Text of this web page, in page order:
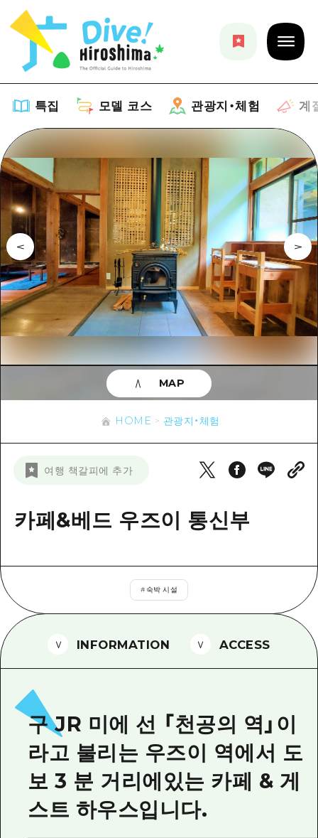
특집 모델 코스 관광지・체험 계
특집
목록
추천
아트
이벤트/축제
음식/술
사이클링
쇼핑
스포츠
나이트 라이프
기준
치유
모델 코스
목록
Dive! Hiroshima 공식 가이드
Hiroshima Moshimo Travel
히로시마시 주변
아키(安芸)
빈고(備後)
미야지마(宮島) 주변
빠른 여행
반나절
1박 2일
2박 3일
관광지・체험
목록
히로시마시 주변
아키(安芸)
빈고(備後)
비북(備北)
게이호쿠(芸北)
야마구치(山口)현 동부
시마네(島根)현
계절 정보
이벤트
유용한 정보
목록
접근
히로시마 OMOTENASHI 패스
외국인 여행자용 거리 관광안내소
사진 다운로드
재해가 발생했을 때의 교통 정보
관광 안내 책자
뉴스
HOME 관광지・체험
여행 책갈피에 추가
카페&베드 우즈이 통신부
# 숙박 시설
MAP
INFORMATION ACCESS
구 JR 미에 선 「천공의 역」이
라고 불리는 우즈이 역에서 도
보 3 분 거리에있는 카페 & 게
스트 하우스입니다.